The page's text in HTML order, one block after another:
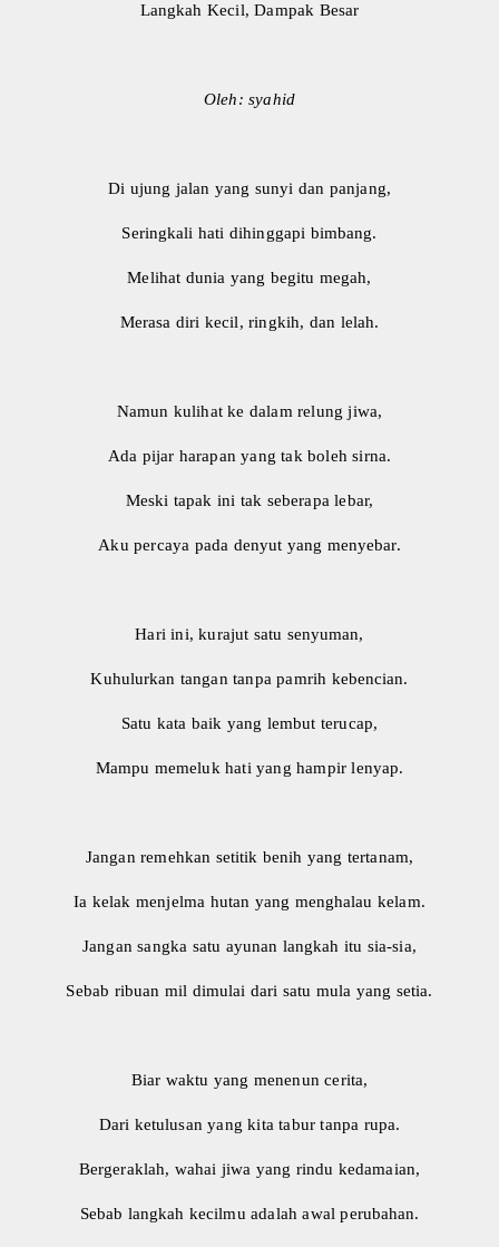
Langkah Kecil, Dampak Besar
Oleh: syahid
​Di ujung jalan yang sunyi dan panjang,
Seringkali hati dihinggapi bimbang.
Melihat dunia yang begitu megah,
Merasa diri kecil, ringkih, dan lelah.
​Namun kulihat ke dalam relung jiwa,
Ada pijar harapan yang tak boleh sirna.
Meski tapak ini tak seberapa lebar,
Aku percaya pada denyut yang menyebar.
​Hari ini, kurajut satu senyuman,
Kuhulurkan tangan tanpa pamrih kebencian.
Satu kata baik yang lembut terucap,
Mampu memeluk hati yang hampir lenyap.
​Jangan remehkan setitik benih yang tertanam,
Ia kelak menjelma hutan yang menghalau kelam.
Jangan sangka satu ayunan langkah itu sia-sia,
Sebab ribuan mil dimulai dari satu mula yang setia.
​Biar waktu yang menenun cerita,
Dari ketulusan yang kita tabur tanpa rupa.
Bergeraklah, wahai jiwa yang rindu kedamaian,
Sebab langkah kecilmu adalah awal perubahan.